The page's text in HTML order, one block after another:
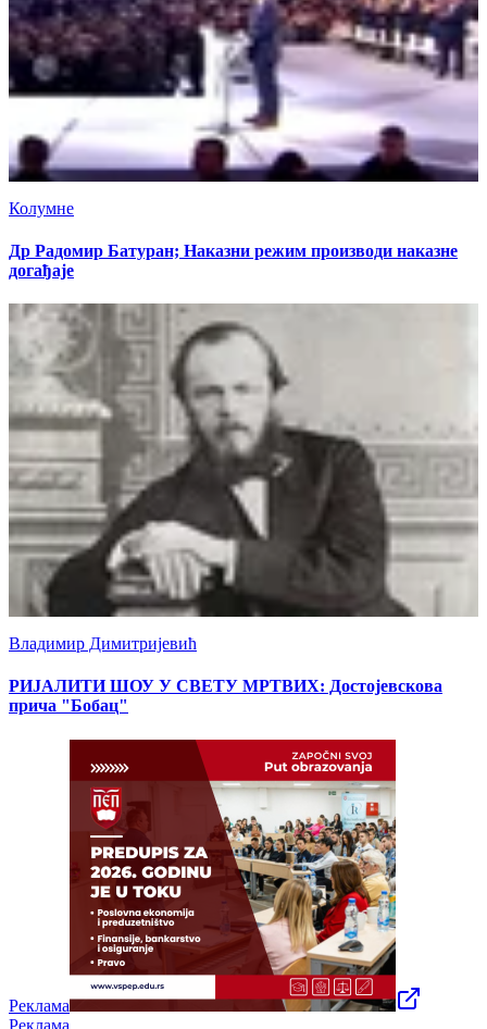
Колумне
Др Радомир Батуран; Наказни режим производи наказне
догађаје
Владимир Димитријевић
РИЈАЛИТИ ШОУ У СВЕТУ МРТВИХ: Достојевскова
прича "Бобац"
Реклама
Реклама